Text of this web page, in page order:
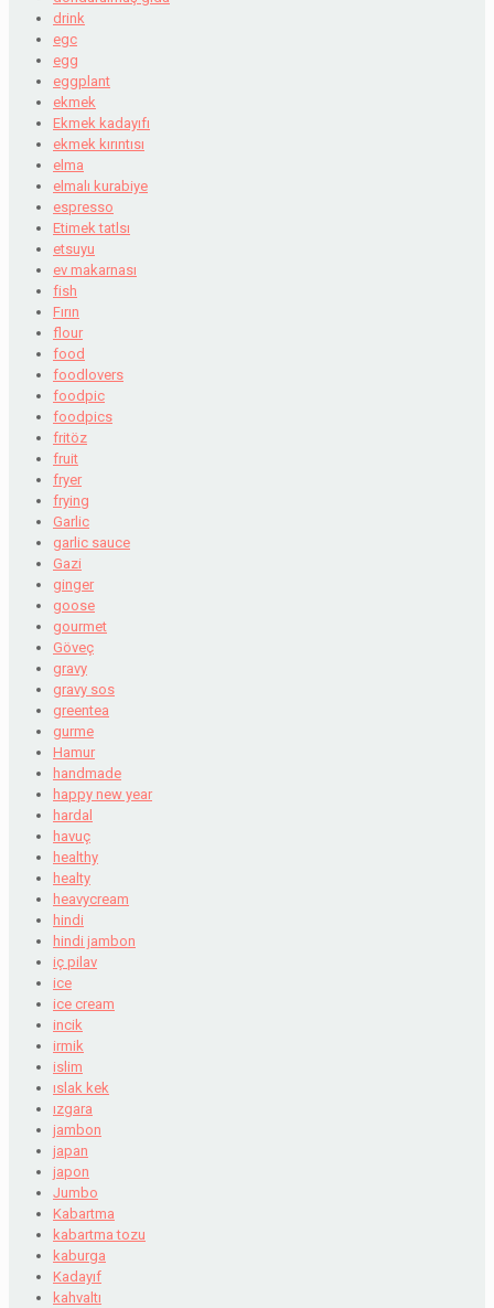
drink
egc
egg
eggplant
ekmek
Ekmek kadayıfı
ekmek kırıntısı
elma
elmalı kurabiye
espresso
Etimek tatlsı
etsuyu
ev makarnası
fish
Fırın
flour
food
foodlovers
foodpic
foodpics
fritöz
fruit
fryer
frying
Garlic
garlic sauce
Gazi
ginger
goose
gourmet
Göveç
gravy
gravy sos
greentea
gurme
Hamur
handmade
happy new year
hardal
havuç
healthy
healty
heavycream
hindi
hindi jambon
iç pilav
ice
ice cream
incik
irmik
islim
ıslak kek
ızgara
jambon
japan
japon
Jumbo
Kabartma
kabartma tozu
kaburga
Kadayıf
kahvaltı